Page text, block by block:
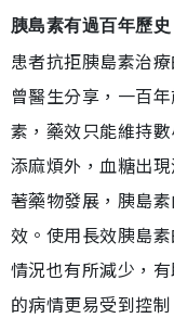
胰島素有過百年歷
患者抗拒胰島素治
曾醫生分享，一百
素，藥效只能維持
添麻煩外，血糖出
著藥物發展，胰島
效。使用長效胰島
情況也有所減少，
的病情更易受到控制